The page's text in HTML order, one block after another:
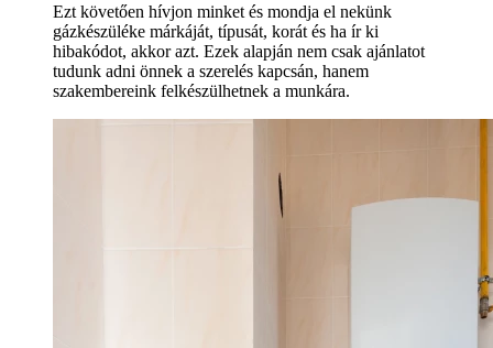
Ezt követően hívjon minket és mondja el nekünk
gázkészüléke márkáját, típusát, korát és ha ír ki
hibakódot, akkor azt. Ezek alapján nem csak ajánlatot
tudunk adni önnek a szerelés kapcsán, hanem
szakembereink felkészülhetnek a munkára.